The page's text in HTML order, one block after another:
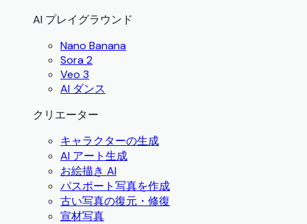
AI プレイグラウンド
Nano Banana
Sora 2
Veo 3
AI ダンス
クリエーター
キャラクターの生成
AI アート生成
お絵描き AI
パスポート写真を作成
古い写真の復元・修復
宣材写真